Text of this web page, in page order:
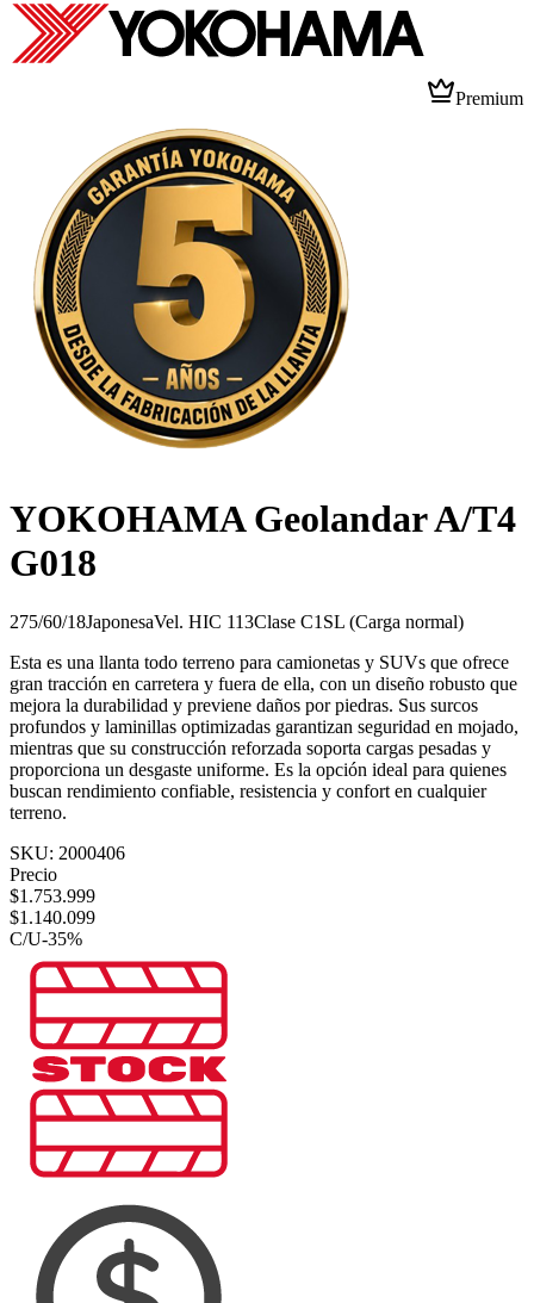
Premium
YOKOHAMA Geolandar A/T4
G018
275/60/18JaponesaVel. HIC 113Clase C1 SL (Carga normal)
Esta es una llanta todo terreno para camionetas y SUVs que ofrece
gran tracción en carretera y fuera de ella, con un diseño robusto que
mejora la durabilidad y previene daños por piedras. Sus surcos
profundos y laminillas optimizadas garantizan seguridad en mojado,
mientras que su construcción reforzada soporta cargas pesadas y
proporciona un desgaste uniforme. Es la opción ideal para quienes
buscan rendimiento confiable, resistencia y confort en cualquier
terreno.
SKU: 2000406
Precio
$1.753.999
$1.140.099
C/U-35%